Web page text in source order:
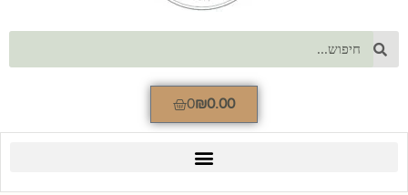
₪0.00
0